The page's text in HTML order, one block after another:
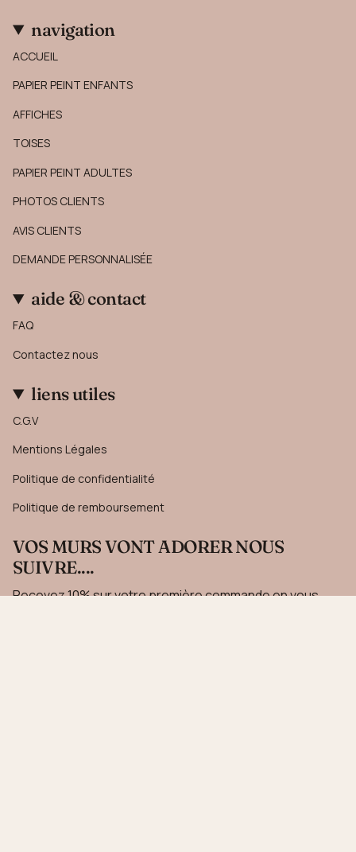
navigation
ACCUEIL
PAPIER PEINT ENFANTS
AFFICHES
TOISES
PAPIER PEINT ADULTES
PHOTOS CLIENTS
AVIS CLIENTS
DEMANDE PERSONNALISÉE
aide & contact
FAQ
Contactez nous
liens utiles
C.G.V
Mentions Légales
Politique de confidentialité
Politique de remboursement
VOS MURS VONT ADORER NOUS
SUIVRE....
Recevez 10% sur votre première commande en vous